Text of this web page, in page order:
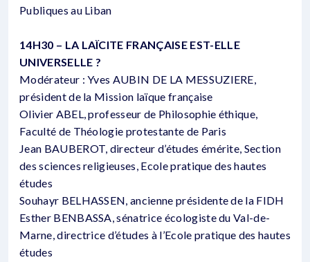
Publiques au Liban
14H30 – LA LAÏCITE FRANÇAISE EST-ELLE
UNIVERSELLE ?
Modérateur : Yves AUBIN DE LA MESSUZIERE,
président de la Mission laïque française
Olivier ABEL, professeur de Philosophie éthique,
Faculté de Théologie protestante de Paris
Jean BAUBEROT, directeur d’études émérite, Section
des sciences religieuses, Ecole pratique des hautes
études
Souhayr BELHASSEN, ancienne présidente de la FIDH
Esther BENBASSA, sénatrice écologiste du Val-de-
Marne, directrice d’études à l’Ecole pratique des hautes
études